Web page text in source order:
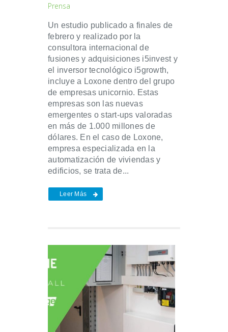
Prensa
Un estudio publicado a finales de
febrero y realizado por la
consultora internacional de
fusiones y adquisiciones i5invest y
el inversor tecnológico i5growth,
incluye a Loxone dentro del grupo
de empresas unicornio. Estas
empresas son las nuevas
emergentes o start-ups valoradas
en más de 1.000 millones de
dólares. En el caso de Loxone,
empresa especializada en la
automatización de viviendas y
edificios, se trata de...
Leer Más